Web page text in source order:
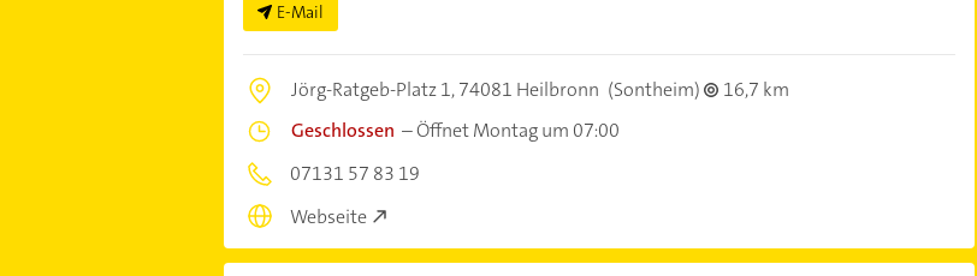
E-Mail
Jörg-Ratgeb-Platz 1,74081 Heilbronn (Sontheim)
16,7 km
Geschlossen –Öffnet Montag um 07:00
07131 57 83 19
Webseite